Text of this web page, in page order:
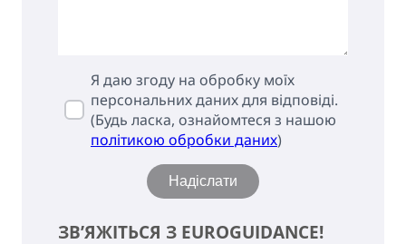
Я даю згоду на обробку моїх
персональних даних для відповіді.
(Будь ласка, ознайомтеся з нашою
політикою обробки даних)
Надіслати
ЗВ’ЯЖІТЬСЯ З EUROGUIDANCE!